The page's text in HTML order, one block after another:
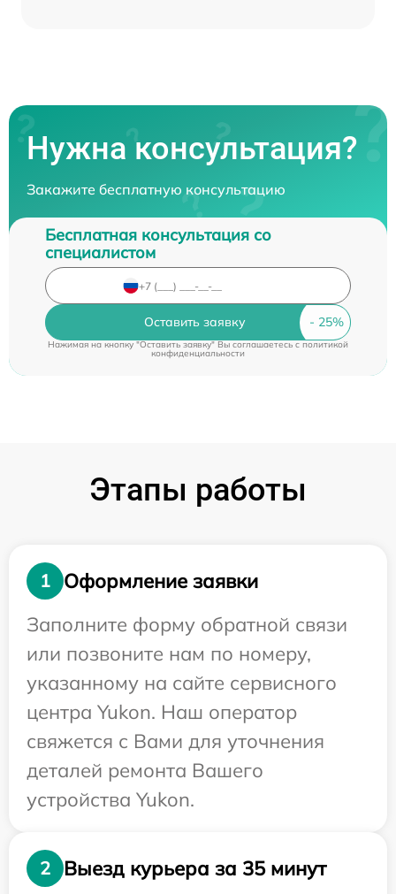
Нужна консультация?
Закажите бесплатную консультацию
Бесплатная консультация со
специалистом
Оставить заявку
Нажимая на кнопку "Оставить заявку" Вы соглашаетесь cполитикой
конфиденциальности
Этапы работы
1
Оформление заявки
Заполните форму обратной связи
или позвоните нам по номеру,
указанному на сайте сервисного
центра Yukon. Наш оператор
свяжется с Вами для уточнения
деталей ремонта Вашего
устройства Yukon.
2 Выезд курьера за 35 минут